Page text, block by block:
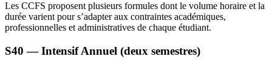
Les CCFS proposent plusieurs formules dont le volume horaire et la
durée varient pour s’adapter aux contraintes académiques,
professionnelles et administratives de chaque étudiant.
S40 — Intensif Annuel (deux semestres)